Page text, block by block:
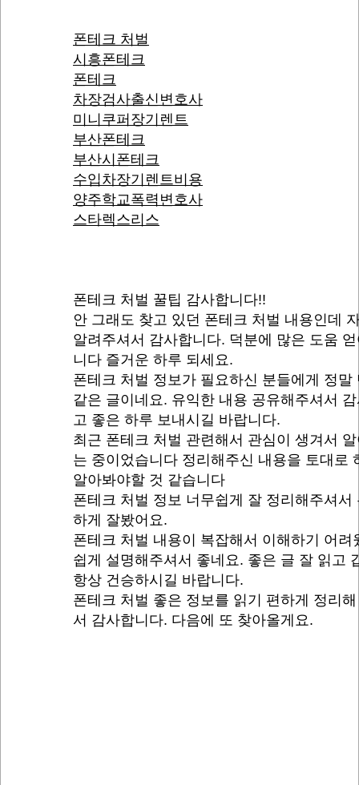
폰테크 처벌
시흥폰테크
폰테크
차장검사출신변호사
미니쿠퍼장기렌트
부산폰테크
부산시폰테크
수입차장기렌트비용
양주학교폭력변호사
스타렉스리스
폰테크 처벌 꿀팁 감사합니다!!
안 그래도 찾고 있던 폰테크 처벌 내용인데
알려주셔서 감사합니다. 덕분에 많은 도움
니다 즐거운 하루 되세요.
폰테크 처벌 정보가 필요하신 분들에게 정말
같은 글이네요. 유익한 내용 공유해주셔서
고 좋은 하루 보내시길 바랍니다.
최근 폰테크 처벌 관련해서 관심이 생겨서
는 중이었습니다 정리해주신 내용을 토대로
알아봐야할 것 같습니다
폰테크 처벌 정보 너무쉽게 잘 정리해주셔서
하게 잘봤어요.
폰테크 처벌 내용이 복잡해서 이해하기 어려
쉽게 설명해주셔서 좋네요. 좋은 글 잘 읽고
항상 건승하시길 바랍니다.
폰테크 처벌 좋은 정보를 읽기 편하게 정리
서 감사합니다. 다음에 또 찾아올게요.